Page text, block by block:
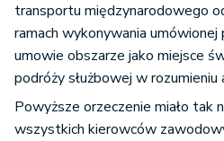
transportu międzynarodowego
ramach wykonywania
umowie obszarze jako miejsce
podróży służbowej w
Powyższe orzeczenie miało tak
wszystkich kierowców